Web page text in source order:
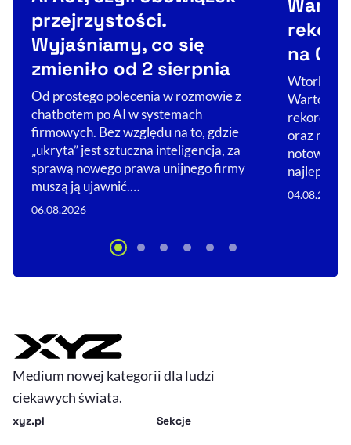
przejrzystości.
Wyjaśniamy, co się
zmieniło od 2 sierpnia
Od prostego polecenia w rozmowie z
chatbotem po AI w systemach
firmowych. Bez względu na to, gdzie
„ukryta” jest sztuczna inteligencja, za
sprawą nowego prawa unijnego firmy
muszą ją ujawnić.…
06.08.2026
rekord
na
Wtorkowa
rekordów.
oraz
notowań.
najlepiej
04.08.2026
Medium nowej kategorii dla ludzi
ciekawych świata.
xyz.pl Sekcje